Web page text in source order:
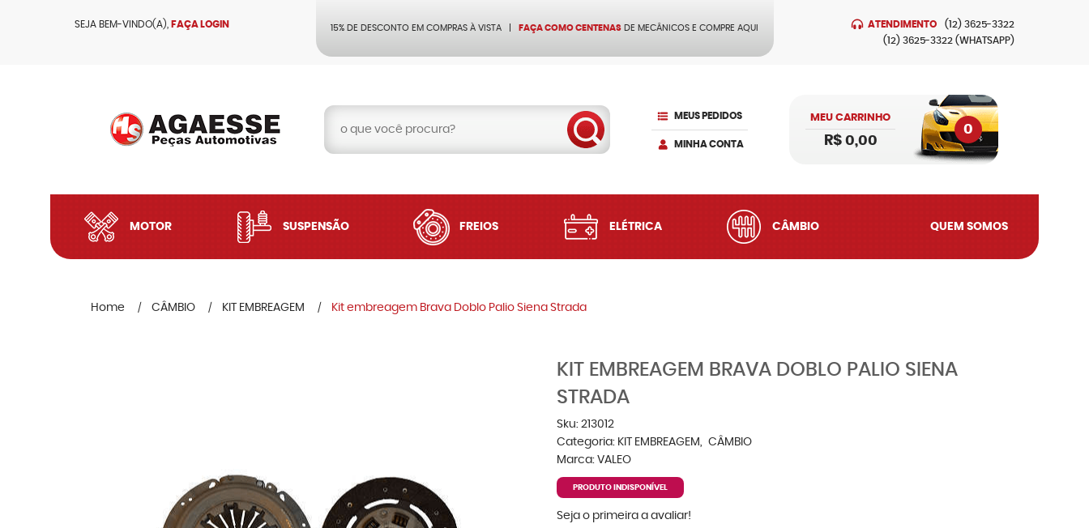
SEJA BEM-VINDO(A), FAÇA LOGIN 15% DE DESCONTO EM COMPRAS À VISTA FAÇA COMO CENTENAS DE MECÂNICOS E COMPRE AQUI ATENDIMENTO (12) 3625-3322
(12) 3625-3322 (WHATSAPP)
MEUS PEDIDOS
MINHA CONTA
MEU CARRINHO
0
R$ 0,00
MOTOR SUSPENSÃO FREIOS ELÉTRICA CÂMBIO QUEM SOMOS
Home CÂMBIO KIT EMBREAGEM Kit embreagem Brava Doblo Palio Siena Strada
KIT EMBREAGEM BRAVA DOBLO PALIO SIENA
STRADA
Sku: 213012
Categoria: KIT EMBREAGEM
CÂMBIO
Marca: VALEO
PRODUTO INDISPONÍVEL
Seja o primeira a avaliar!